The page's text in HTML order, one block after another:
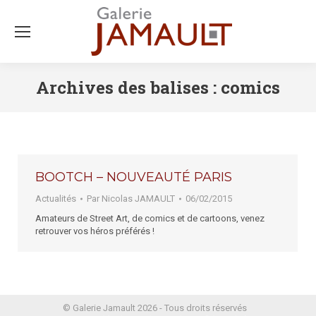
Archives des balises : comics
BOOTCH – NOUVEAUTÉ PARIS
Actualités Par Nicolas JAMAULT
06/02/2015
Amateurs de Street Art, de comics et de cartoons, venez
retrouver vos héros préférés !
© Galerie Jamault 2026 - Tous droits réservés